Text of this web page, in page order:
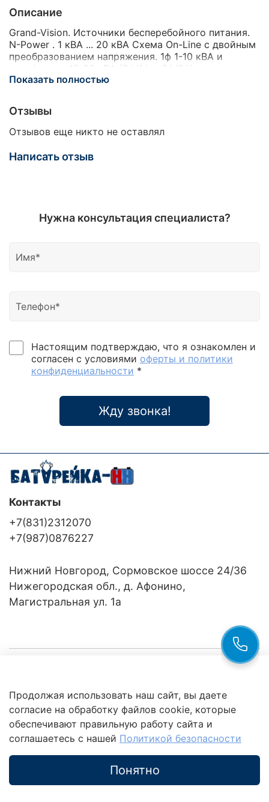
Описание
Grand-Vision. Источники бесперебойного питания.
N-Power . 1 кВА ... 20 кВА Схема On-Line с двойным
преобразованием напряжения. 1ф 1-10 кВА и
трехфазные 10-20 кВА (3ф/1ф и 3ф/3ф).
Бесперебойное питание и защита компьютерного
вычислительных залов, серверных помещений,
телекоммуникационных устройств, офисной
техники, музыкальных центров, домашних
кинотеатров, газовых котлов, насосов, охранно-
пожарных сигнализаций, систем видеонаблюдения
и др. Grand-Vision это новая серия ИБП,
импульсов, коммутационных переходных
процессов, частотных отклонений, провалов
а также полных аварий электроснабжения. 1 кВА 2-
преобразование напряжения, на выходе чистая
информативная ЖК-панель на передней панели
блока. Технология преобразования на базе IGBT-
транзисторов. Широкий диапазон входных
Функция автоматического тестирования.
Коммуникационный интерфейс RS-232. Слот для
установки дополнительного SNMP-адаптера.
устройства для экономии потребления
электроэнергии.
Показать полностью
Отзывы
Отзывов еще никто не оставлял
Написать отзыв
Нужна консультация специалиста?
Настоящим подтверждаю, что я ознакомлен и
согласен с условиями оферты и политики
конфиденциальности *
Жду звонка!
Клиентам
Это интересно
Контакты
+7(831)2312070
+7(987)0876227
Нижний Новгород, Сормовское шоссе 24/36
Нижегородская обл., д. Афонино,
Магистральная ул. 1а
Продолжая использовать наш сайт, вы даете
согласие на обработку файлов cookie, которые
обеспечивают правильную работу сайта и
соглашаетесь с нашей Политикой безопасности
Понятно
обработки